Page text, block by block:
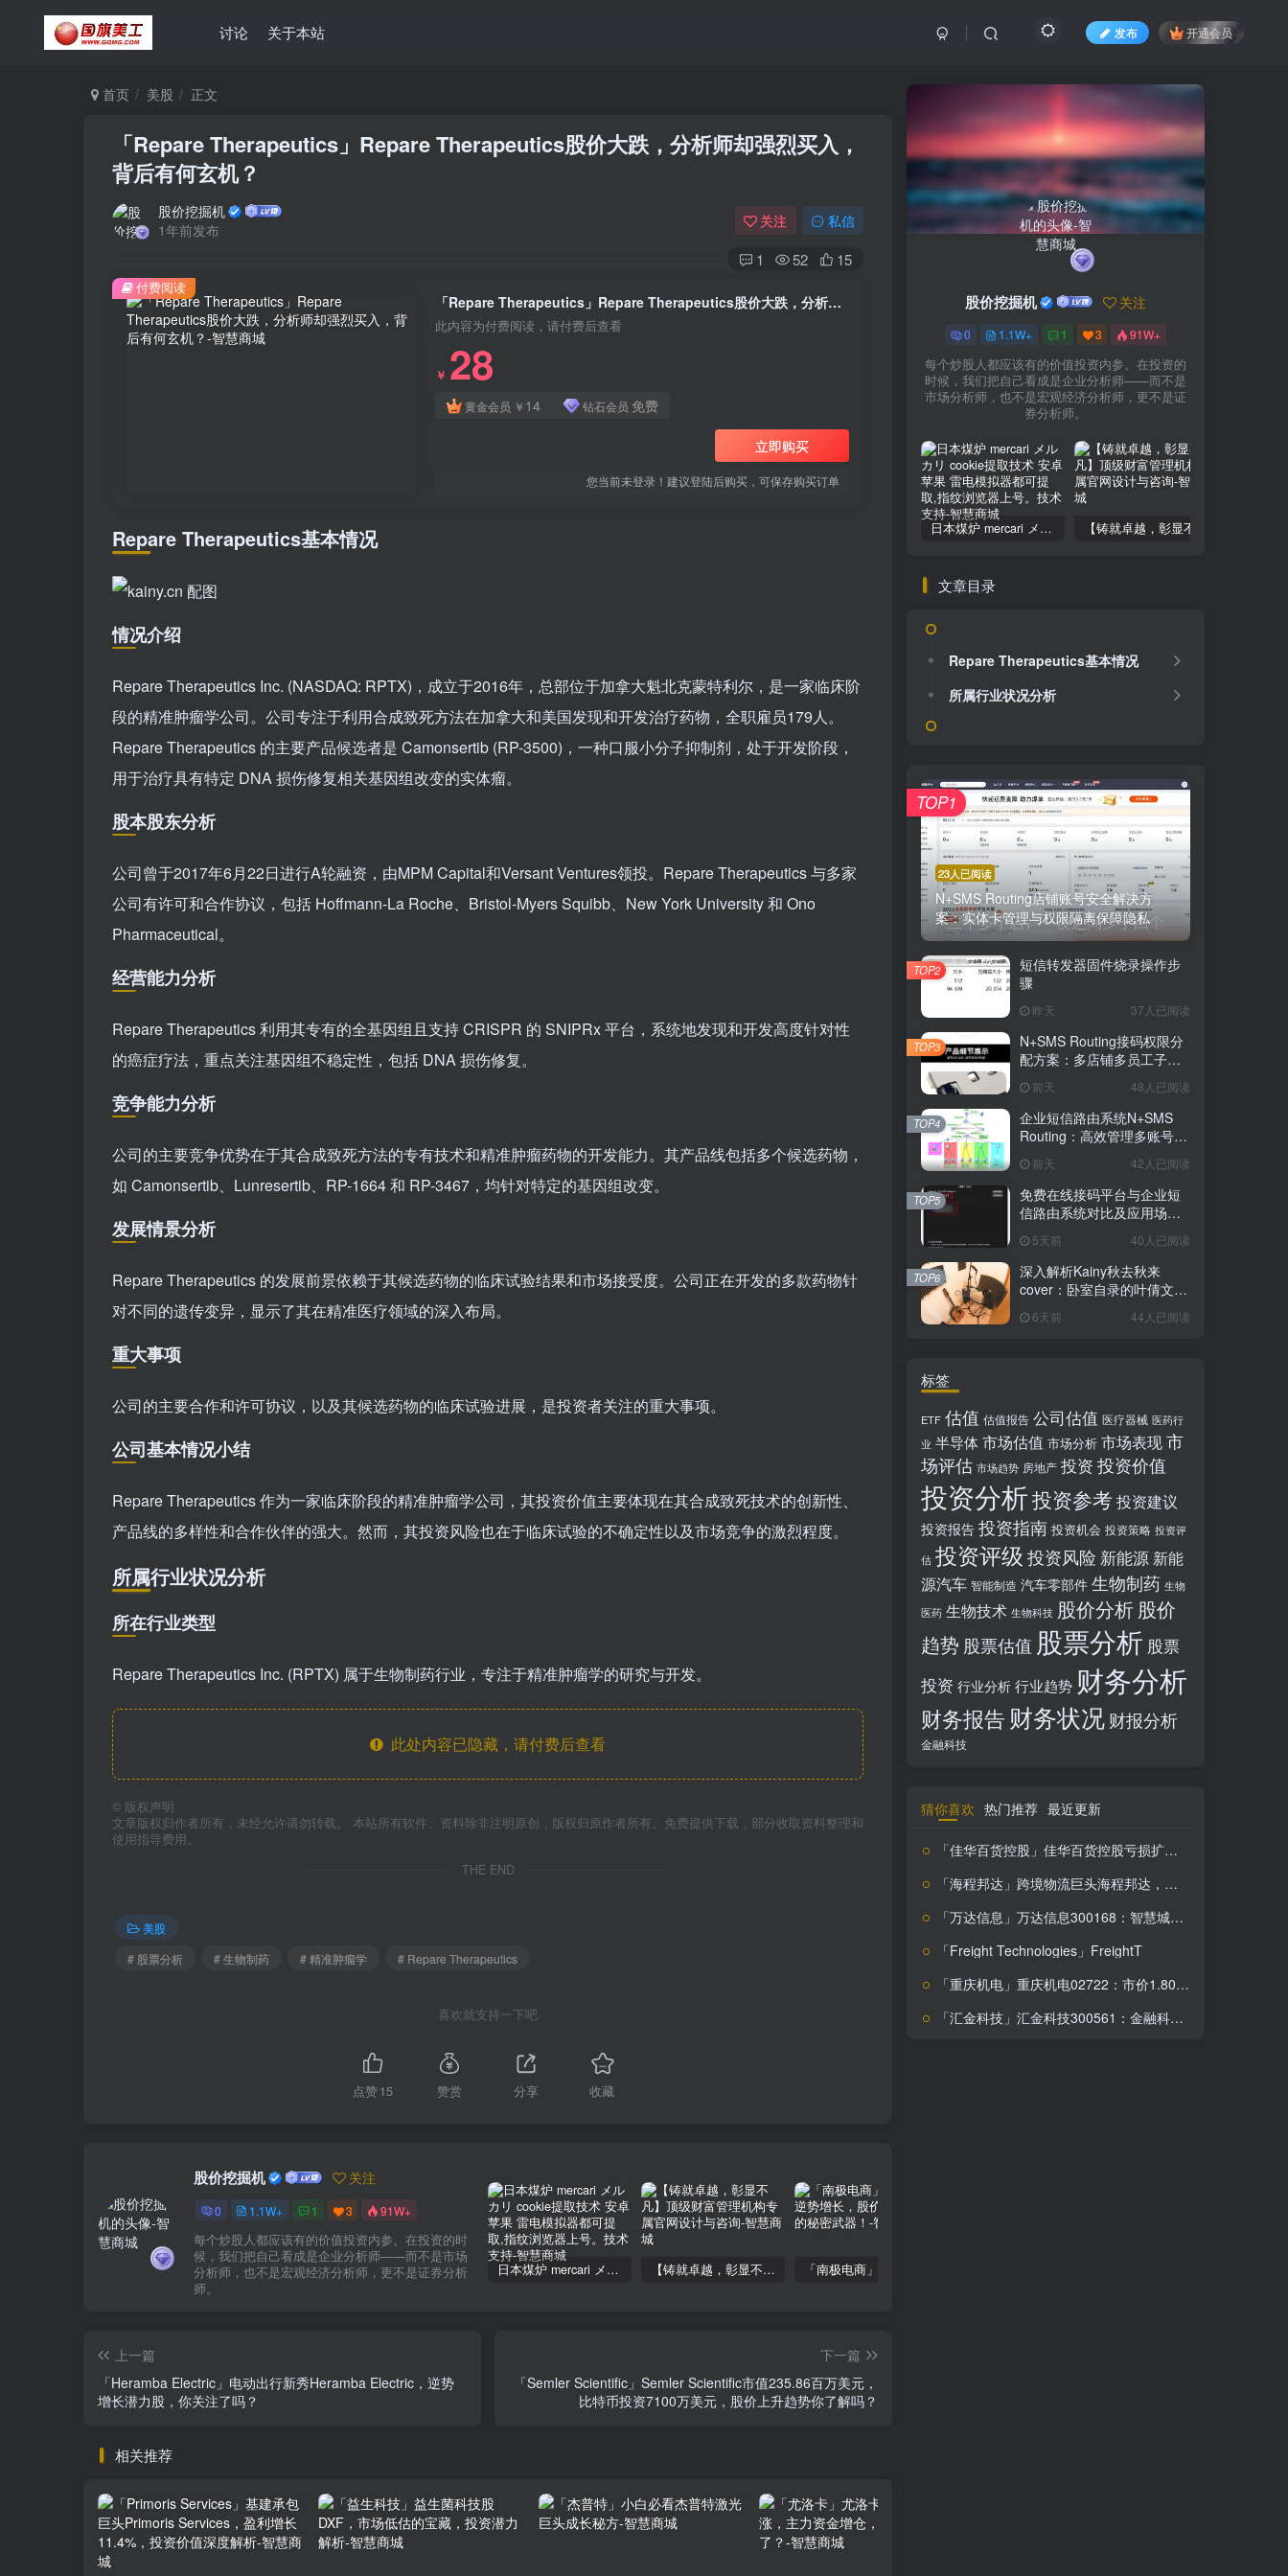
讨论 关于本站 发布 开通会员
首页 美股 正文
「Repare Therapeutics」Repare Therapeutics股价大跌，分析师却强烈买入，
背后有何玄机？
股价挖掘机
1年前发布
关注 私信
1 52 15
「Repare Therapeutics」Repare Therapeutics股价大跌，分析师却强烈买入，背后有何玄机？
此内容为付费阅读，请付费后查看
￥ 28
黄金会员 ￥ 14 钻石会员 免费
立即购买
您当前未登录！建议登陆后购买，可保存购买订单
付费阅读
Repare Therapeutics基本情况
情况介绍
Repare Therapeutics Inc. (NASDAQ: RPTX)，成立于2016年，总部位于加拿大魁北克蒙特利尔，是一家临床阶
段的精准肿瘤学公司。公司专注于利用合成致死方法在加拿大和美国发现和开发治疗药物，全职雇员179人。
Repare Therapeutics 的主要产品候选者是 Camonsertib (RP-3500)，一种口服小分子抑制剂，处于开发阶段，
用于治疗具有特定 DNA 损伤修复相关基因组改变的实体瘤。
股本股东分析
公司曾于2017年6月22日进行A轮融资，由MPM Capital和Versant Ventures领投。Repare Therapeutics 与多家
公司有许可和合作协议，包括 Hoffmann-La Roche、Bristol-Myers Squibb、New York University 和 Ono
Pharmaceutical。
经营能力分析
Repare Therapeutics 利用其专有的全基因组且支持 CRISPR 的 SNIPRx 平台，系统地发现和开发高度针对性
的癌症疗法，重点关注基因组不稳定性，包括 DNA 损伤修复。
竞争能力分析
公司的主要竞争优势在于其合成致死方法的专有技术和精准肿瘤药物的开发能力。其产品线包括多个候选药物，
如 Camonsertib、Lunresertib、RP-1664 和 RP-3467，均针对特定的基因组改变。
发展情景分析
Repare Therapeutics 的发展前景依赖于其候选药物的临床试验结果和市场接受度。公司正在开发的多款药物针
对不同的遗传变异，显示了其在精准医疗领域的深入布局。
重大事项
公司的主要合作和许可协议，以及其候选药物的临床试验进展，是投资者关注的重大事项。
公司基本情况小结
Repare Therapeutics 作为一家临床阶段的精准肿瘤学公司，其投资价值主要体现在其合成致死技术的创新性、
产品线的多样性和合作伙伴的强大。然而，其投资风险也在于临床试验的不确定性以及市场竞争的激烈程度。
所属行业状况分析
所在行业类型
Repare Therapeutics Inc. (RPTX) 属于生物制药行业，专注于精准肿瘤学的研究与开发。
此处内容已隐藏，请付费后查看
© 版权声明
文章版权归作者所有，未经允许请勿转载。 本站所有软件、资料除非注明原创，版权归原作者所有。免费提供下载，部分收取资料整理和
使用指导费用。
THE END
美股
# 股票分析
# 生物制药 # 精准肿瘤学 # Repare Therapeutics
喜欢就支持一下吧
点赞15 赞赏 分享 收藏
股价挖掘机 关注
0 1.1W+ 1 3 91W+
每个炒股人都应该有的价值投资内参。在投资的时
候，我们把自己看成是企业分析师——而不是市场
分析师，也不是宏观经济分析师，更不是证券分析
师。
日本煤炉 mercari メルカリ cookie提取技术 安卓 苹果 雷电模拟器都可提取,指纹浏览器上号。技术支持 【铸就卓越，彰显不凡】顶级财富管理机构专属官网设计与咨询
上一篇
「Heramba Electric」电动出行新秀Heramba Electric，逆势
增长潜力股，你关注了吗？
下一篇
「Semler Scientific」Semler Scientific市值235.86百万美元，
比特币投资7100万美元，股价上升趋势你了解吗？
相关推荐
股价挖掘机 关注
0 1.1W+ 1 3 91W+
每个炒股人都应该有的价值投资内参。在投资的
时候，我们把自己看成是企业分析师——而不是
市场分析师，也不是宏观经济分析师，更不是证
券分析师。
日本煤炉 mercari メルカリ cookie提取技术 安卓 苹果 雷电模拟器都可提取,指纹浏览器上号。技术支持
文章目录
Repare Therapeutics基本情况
所属行业状况分析
23人已阅读
N+SMS Routing店铺账号安全解决方
案：实体卡管理与权限隔离保障隐私
TOP1
短信转发器固件烧录操作步
骤
昨天 37人已阅读
TOP2
N+SMS Routing接码权限分
配方案：多店铺多员工子账
前天 48人已阅读
TOP3
企业短信路由系统N+SMS
Routing：高效管理多账号验
前天 42人已阅读
TOP4
免费在线接码平台与企业短
信路由系统对比及应用场景
5天前 40人已阅读
TOP5
深入解析Kainy秋去秋来
cover：卧室自录的叶倩文经
6天前 44人已阅读
TOP6
标签
ETF 估值 估值报告 公司估值 医疗器械 医药行
业 半导体市场估值 市场分析 市场表现市
场评估 市场趋势 房地产 投资 投资价值
投资分析投资参考 投资建议
投资报告 投资指南 投资机会 投资策略 投资评
估 投资评级 投资风险 新能源 新能
源汽车 智能制造 汽车零部件 生物制药 生物
医药 生物技术 生物科技 股价分析 股价
趋势 股票估值 股票分析 股票
投资 行业分析 行业趋势 财务分析
财务报告 财务状况财报分析
金融科技
猜你喜欢 热门推荐 最近更新
「佳华百货控股」佳华百货控股亏损扩大，转型挑战下的投资价值分析
「海程邦达」跨境物流巨头海程邦达，盈利下滑背后的秘密
「万达信息」万达信息300168：智慧城市解决方案商，盈利能力下滑，市场竞争力减弱，投资需谨慎
「Freight Technologies」FreightT
「重庆机电」重庆机电02722：市价1.80港元，内在价值2.50港元，投资价值显著，你绝对会后悔错过
「汇金科技」汇金科技300561：金融科技转型智能制造，市场低估下的投资机会？